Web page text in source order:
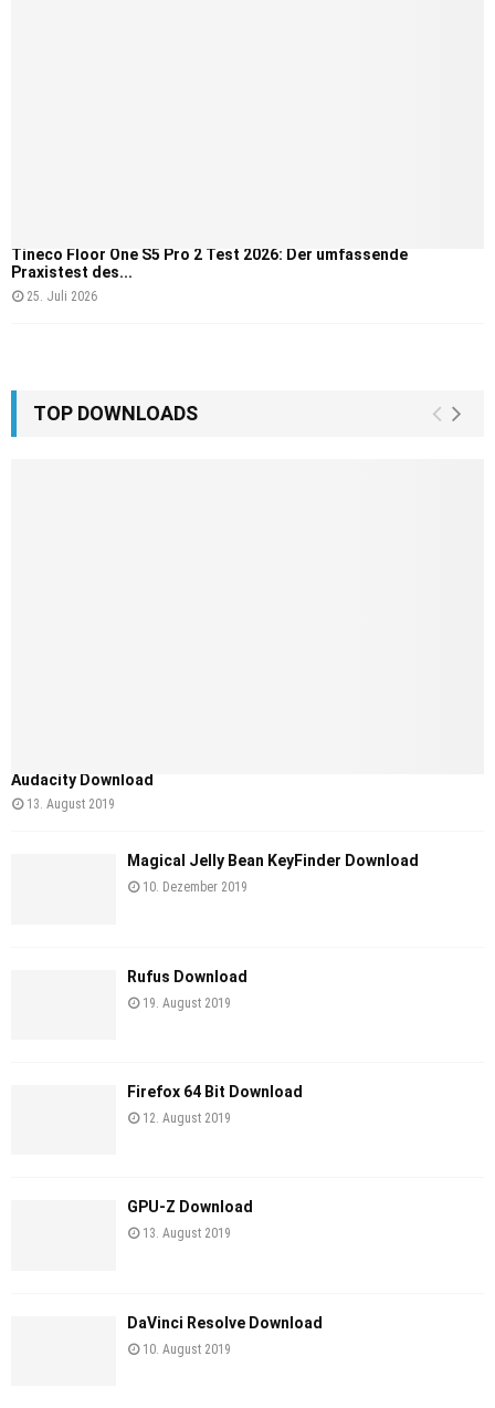
Tineco Floor One S5 Pro 2 Test 2026: Der umfassende
Praxistest des...
25. Juli 2026
TOP DOWNLOADS
Audacity Download
13. August 2019
Magical Jelly Bean KeyFinder Download
10. Dezember 2019
Rufus Download
19. August 2019
Firefox 64 Bit Download
12. August 2019
GPU-Z Download
13. August 2019
DaVinci Resolve Download
10. August 2019